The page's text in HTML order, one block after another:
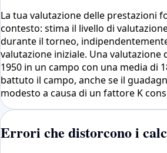
La tua valutazione delle prestazioni
contesto: stima il livello di
durante il torneo,
valutazione iniziale. Una valutazione
1950 in un campo con una media di
battuto il campo, anche se il
modesto a causa di un fattore K
Errori che distorcono i